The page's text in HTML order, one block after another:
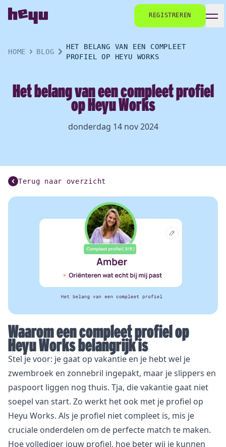
REGISTREREN
HOME BLOG
HET BELANG VAN EEN COMPLEET
PROFIEL OP HEYU WORKS
Het belang van een compleet profiel
op Heyu Works
donderdag 14 nov 2024
Terug naar overzicht
Waarom een compleet profiel op
Heyu Works belangrijk is
Stel je voor: je gaat op vakantie en je hebt wel je
zwembroek en zonnebril ingepakt, maar je slippers en
paspoort liggen nog thuis. Tja, die vakantie gaat niet
soepel van start. Zo werkt het ook met je profiel op
Heyu Works. Als je profiel niet compleet is, mis je
cruciale onderdelen om de perfecte match te maken.
Hoe vollediger jouw profiel, hoe beter wij je kunnen